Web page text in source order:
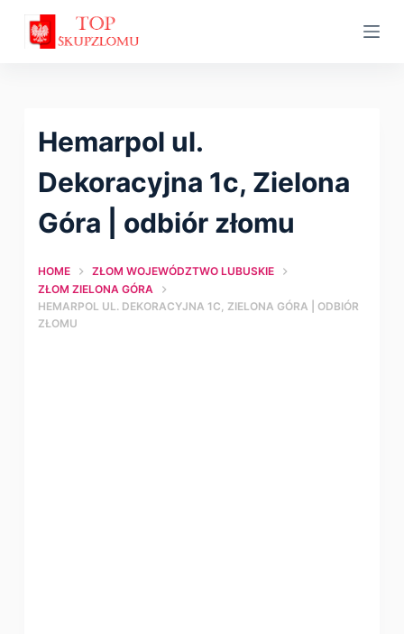
Hemarpol ul.
Dekoracyjna 1c, Zielona
Góra | оdbiór złomu
HOME
ZŁOM WOJEWÓDZTWO LUBUSKIE
ZŁOM ZIELONA GÓRA
HEMARPOL UL. DEKORACYJNA 1C, ZIELONA GÓRA | ОDBIÓR
ZŁOMU